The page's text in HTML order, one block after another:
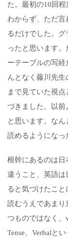
た。最初の10回
わからず、ただ
るだけでした。
ったと思います
ーテーブルの写
んとなく藤川先
まで見ていた視
づきました。以前
と思います。な
読めるようになっ
根幹にあるのは
違うこと、英語は
ると気づけたこ
読むうえであま
つものではなく、
Tense、Verbalと